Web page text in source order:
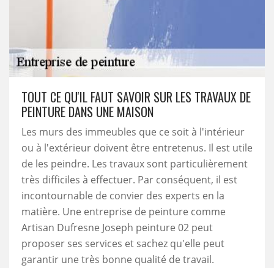
TOUT CE QU'IL FAUT SAVOIR SUR LES TRAVAUX DE
PEINTURE DANS UNE MAISON
Les murs des immeubles que ce soit à l'intérieur
ou à l'extérieur doivent être entretenus. Il est utile
de les peindre. Les travaux sont particulièrement
très difficiles à effectuer. Par conséquent, il est
incontournable de convier des experts en la
matière. Une entreprise de peinture comme
Artisan Dufresne Joseph peinture 02 peut
proposer ses services et sachez qu'elle peut
garantir une très bonne qualité de travail.